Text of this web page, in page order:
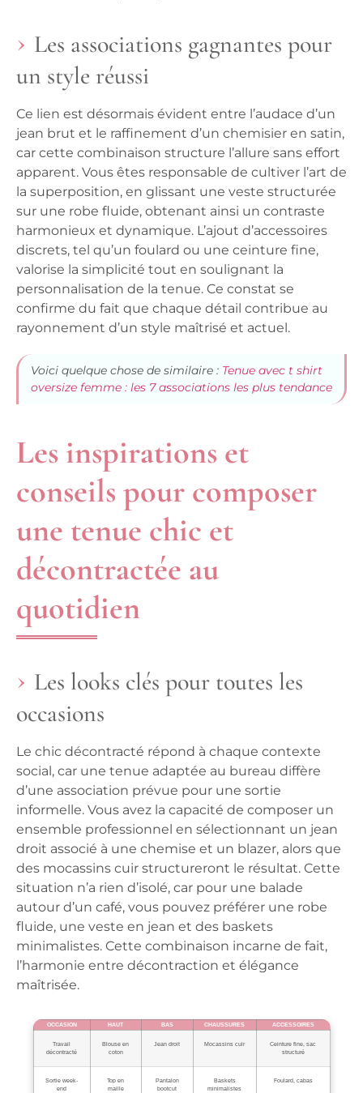
Les associations gagnantes pour
un style réussi
Ce lien est désormais évident entre l’audace d’un
jean brut et le raffinement d’un chemisier en satin,
car cette combinaison structure l’allure sans effort
apparent. Vous êtes responsable de cultiver l’art de
la superposition, en glissant une veste structurée
sur une robe fluide, obtenant ainsi un contraste
harmonieux et dynamique. L’ajout d’accessoires
discrets, tel qu’un foulard ou une ceinture fine,
valorise la simplicité tout en soulignant la
personnalisation de la tenue. Ce constat se
confirme du fait que chaque détail contribue au
rayonnement d’un style maîtrisé et actuel.
Voici quelque chose de similaire : Tenue avec t shirt
oversize femme : les 7 associations les plus tendance
Les inspirations et
conseils pour composer
une tenue chic et
décontractée au
quotidien
Les looks clés pour toutes les
occasions
Le chic décontracté répond à chaque contexte
social, car une tenue adaptée au bureau diffère
d’une association prévue pour une sortie
informelle. Vous avez la capacité de composer un
ensemble professionnel en sélectionnant un jean
droit associé à une chemise et un blazer, alors que
des mocassins cuir structureront le résultat. Cette
situation n’a rien d’isolé, car pour une balade
autour d’un café, vous pouvez préférer une robe
fluide, une veste en jean et des baskets
minimalistes. Cette combinaison incarne de fait,
l’harmonie entre décontraction et élégance
maîtrisée.
OCCASION HAUT BAS CHAUSSURES ACCESSOIRES
Travail
décontracté
Blouse en
coton
Jean droit Mocassins cuir
Ceinture fine, sac
structuré
Sortie week-
end
Top en
maille
Pantalon
bootcut
Baskets
minimalistes
Foulard, cabas